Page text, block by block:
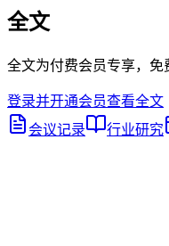
全文
全文为付费会员专享，免
登录并开通会员查看全文
会议记录
行业研究